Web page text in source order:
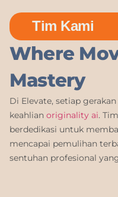
Tim Kami
Where
Mastery
Di Elevate, setiap
keahlian originality ai.
berdedikasi untuk
mencapai pemulihan
sentuhan profesional